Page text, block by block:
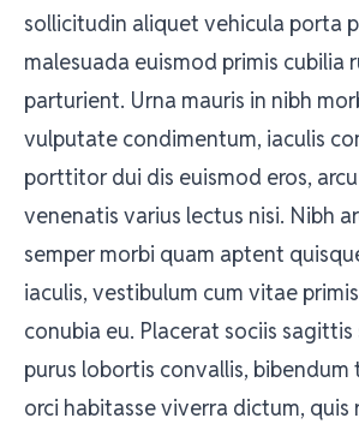
sollicitudin aliquet vehicula porta
malesuada euismod primis cubilia
parturient. Urna mauris in nibh
vulputate condimentum, iaculis
porttitor dui dis euismod eros,
venenatis varius lectus nisi. Nibh
semper morbi quam aptent
iaculis, vestibulum cum vitae
conubia eu. Placerat sociis
purus lobortis convallis,
orci habitasse viverra dictum, quis